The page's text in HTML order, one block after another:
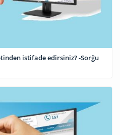
istifadə edirsiniz? -Sorğu